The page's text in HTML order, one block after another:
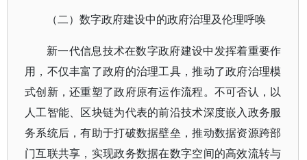
（二）数字政府建设中的政府治理及伦理呼唤
新一代信息技术在数字政府建设中发挥着重要作
用，不仅丰富了政府的治理工具，推动了政府治理模
式创新，还重塑了政府原有运作流程。不可否认，以
人工智能、区块链为代表的前沿技术深度嵌入政务服
务系统后，有助于打破数据壁垒，推动数据资源跨部
门互联共享，实现政务数据在数字空间的高效流转与